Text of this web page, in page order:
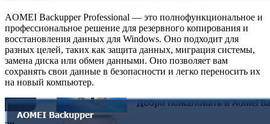
AOMEI Backupper Professional — это полнофункциональное и
профессиональное решение для резервного копирования и
восстановления данных для Windows. Оно подходит для
разных целей, таких как защита данных, миграция системы,
замена диска или обмен данными. Оно позволяет вам
сохранять свои данные в безопасности и легко переносить их
на новый компьютер.